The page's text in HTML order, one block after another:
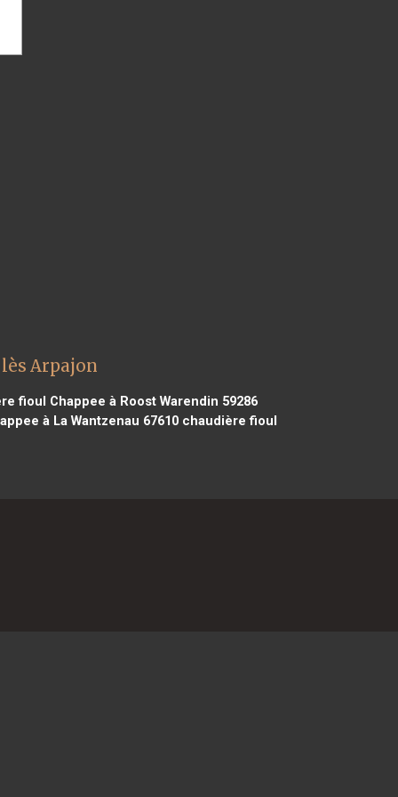
Arpajon
fioul Chappee à Roost Warendin 59286
à La Wantzenau 67610chaudière fioul